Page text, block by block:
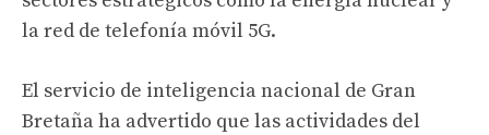
la red de telefonía móvil 5G.
El servicio de inteligencia nacional de Gran
Bretaña ha advertido que las actividades del